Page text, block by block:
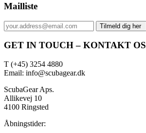
Mailliste
GET IN TOUCH – KONTAKT OS
T (+45) 3254 4880
Email: info@scubagear.dk
ScubaGear Aps.
Allikevej 10
4100 Ringsted
Åbningstider: